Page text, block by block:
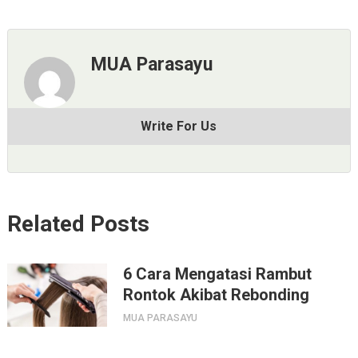
MUA Parasayu
Write For Us
Related Posts
6 Cara Mengatasi Rambut
Rontok Akibat Rebonding
MUA PARASAYU